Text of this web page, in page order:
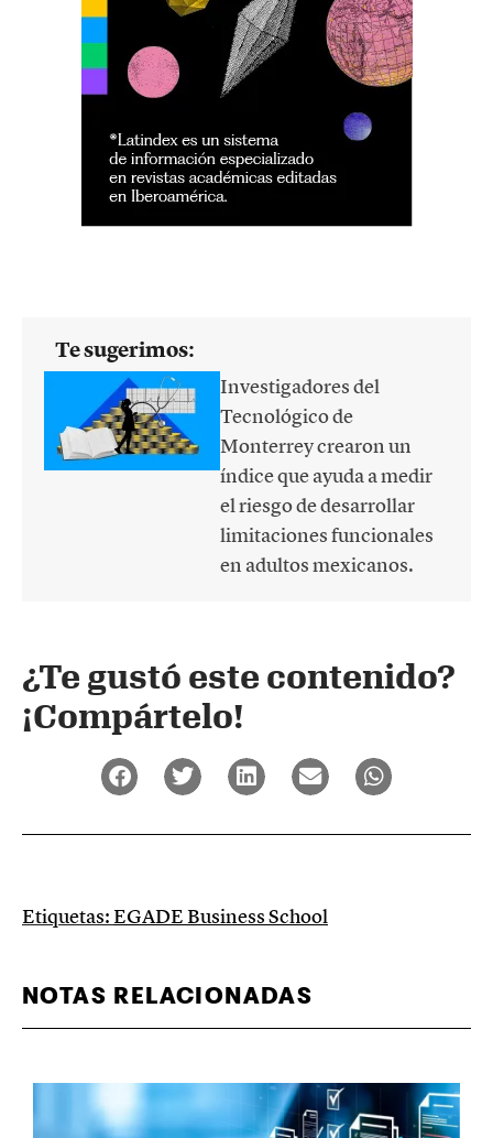
Te sugerimos:
Investigadores del
Tecnológico de
Monterrey crearon un
índice que ayuda a medir
el riesgo de desarrollar
limitaciones funcionales
en adultos mexicanos.
¿Te gustó este contenido?
¡Compártelo!
Etiquetas:EGADE Business School
NOTAS RELACIONADAS